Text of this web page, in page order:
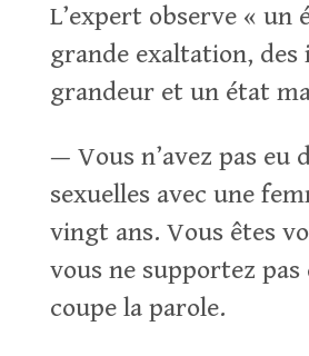
L’expert observe « un
grande exaltation, des
grandeur et un état
— Vous n’avez pas eu
sexuelles avec une
vingt ans. Vous êtes
vous ne supportez pas
coupe la parole.